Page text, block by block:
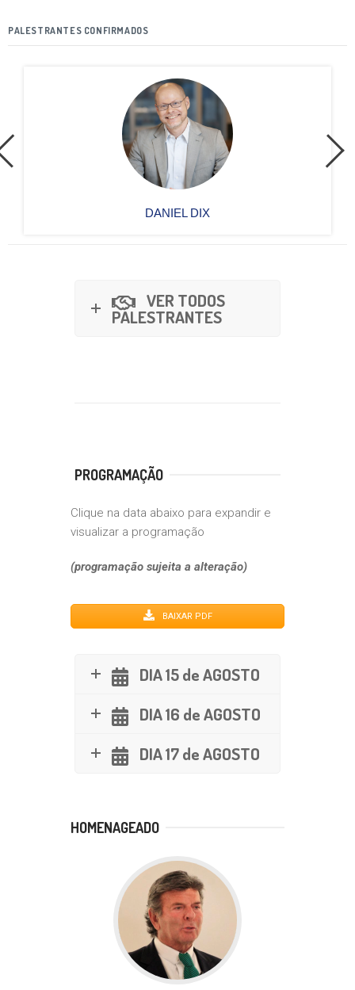
PALESTRANTES CONFIRMADOS
DANIEL DIX
VER TODOS
PALESTRANTES
PROGRAMAÇÃO
Clique na data abaixo para expandir e
visualizar a programação
(programação sujeita a alteração)
BAIXAR PDF
DIA 15 de AGOSTO
DIA 16 de AGOSTO
DIA 17 de AGOSTO
HOMENAGEADO